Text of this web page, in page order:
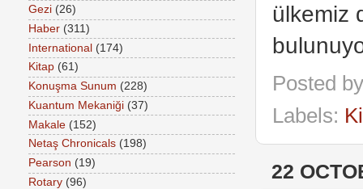
ülkemiz
Posted
Labels:
22
Gezi (26)
Haber (311)
International (174)
Kitap (61)
Konuşma Sunum (228)
Kuantum Mekaniği (37)
Makale (152)
Netaş Chronicals (198)
Pearson (19)
Rotary (96)